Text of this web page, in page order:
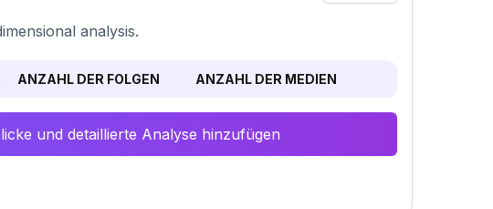
analysis.
ANZAHL DER FOLGEN ANZAHL DER MEDIEN
und detaillierte Analyse hinzufügen